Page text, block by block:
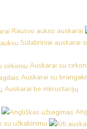
Rausvo aukso auskarai
Sidabriniai auskarai
Auskarai su
Auskarai su
Auskarai be inkrustacijų
su užkabinimu